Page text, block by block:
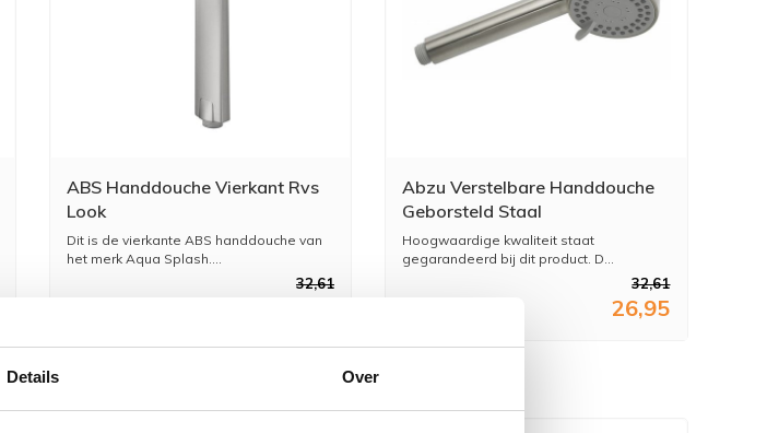
Details Over
ABS Handdouche Vierkant Rvs
Look
Dit is de vierkante ABS handdouche van
het merk Aqua Splash....
32,61
Abzu Verstelbare Handdouche
Geborsteld Staal
Hoogwaardige kwaliteit staat
gegarandeerd bij dit product. D...
32,61
26,95